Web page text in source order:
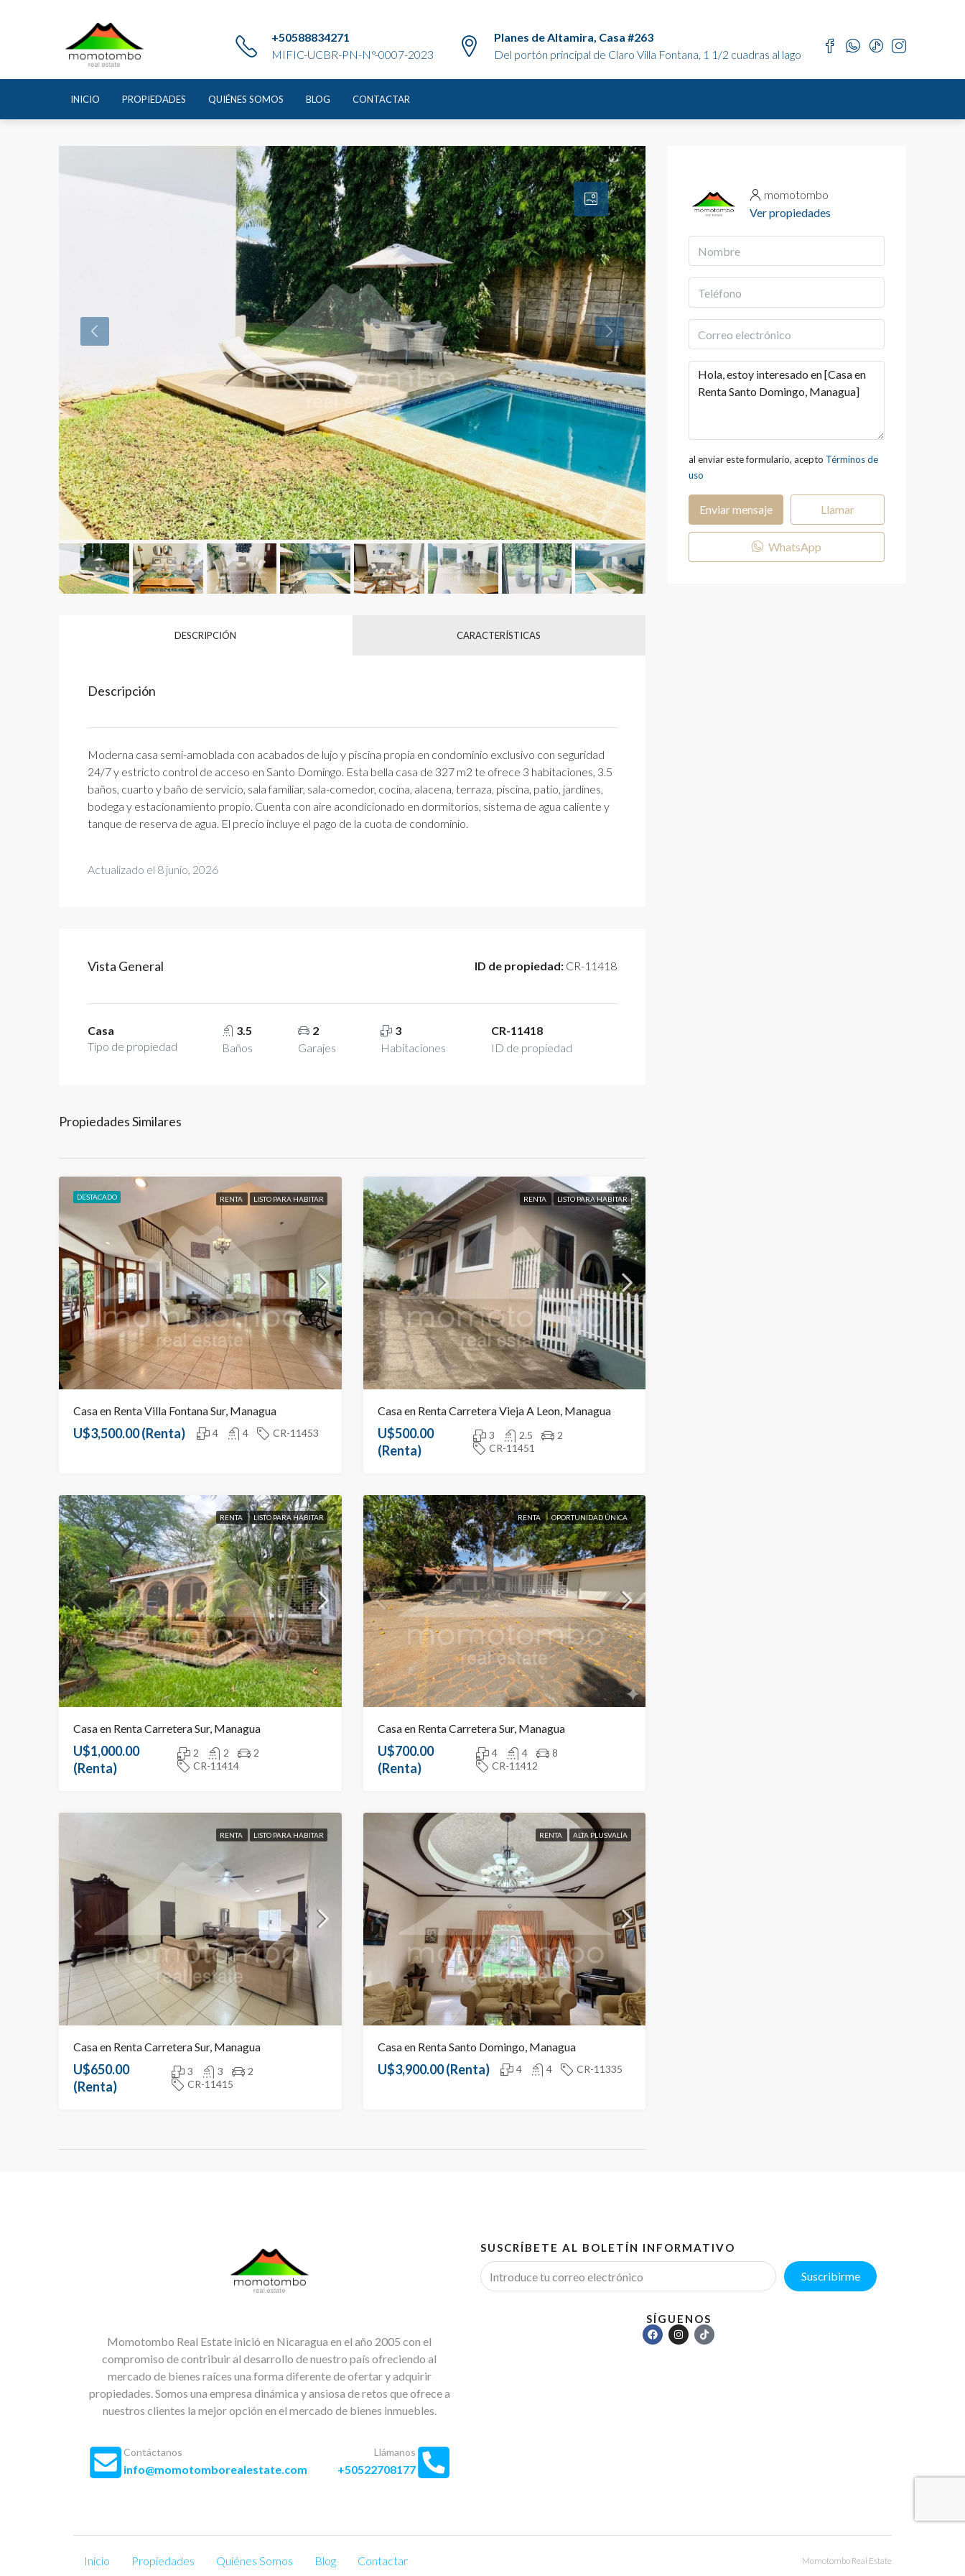
+50588834271
MIFIC-UCBR-PN-N°-0007-2023
Planes de Altamira, Casa #263
Del portón principal de Claro Villa Fontana, 1 1/2 cuadras al lago
INICIO PROPIEDADES QUIÉNES SOMOS BLOG CONTACTAR
Home Casa Casa en Renta Santo Domingo, Managua
Casa en Renta Santo Domingo, Managua U$4,600.00
DESCRIPCIÓN CARACTERÍSTICAS
Descripción
Moderna casa semi-amoblada con acabados de lujo y piscina propia en condominio exclusivo con seguridad
24/7 y estricto control de acceso en Santo Domingo. Esta bella casa de 327 m2 te ofrece 3 habitaciones, 3.5
baños, cuarto y baño de servicio, sala familiar, sala-comedor, cocina, alacena, terraza, piscina, patio, jardines,
bodega y estacionamiento propio. Cuenta con aire acondicionado en dormitorios, sistema de agua caliente y
tanque de reserva de agua. El precio incluye el pago de la cuota de condominio.
Actualizado el 8 junio, 2026
Vista General ID de propiedad: CR-11418
Casa
Tipo de propiedad
3.5
Baños
2
Garajes
3
Habitaciones
CR-11418
ID de propiedad
Propiedades Similares
DESTACADO RENTA LISTO PARA HABITAR
Casa en Renta Villa Fontana Sur, Managua
U$3,500.00(Renta) 4 4 CR-11453
RENTA LISTO PARA HABITAR
Casa en Renta Carretera Vieja A Leon, Managua
U$500.00
(Renta)
3 2.5
2
CR-11451
RENTA LISTO PARA HABITAR
Casa en Renta Carretera Sur, Managua
U$1,000.00
(Renta)
2 2
2
CR-11414
RENTA OPORTUNIDAD ÚNICA
Casa en Renta Carretera Sur, Managua
U$700.00
(Renta)
4 4
8
CR-11412
RENTA LISTO PARA HABITAR
Casa en Renta Carretera Sur, Managua
U$650.00
(Renta)
3 3
2
CR-11415
RENTA ALTA PLUSVALÍA
Casa en Renta Santo Domingo, Managua
U$3,900.00(Renta) 4 4 CR-11335
momotombo
Ver propiedades
al enviar este formulario, acepto Términos de
uso
Enviar mensaje Llamar
WhatsApp
Momotombo Real Estate inició en Nicaragua en el año 2005 con el
compromiso de contribuir al desarrollo de nuestro país ofreciendo al
mercado de bienes raíces una forma diferente de ofertar y adquirir
propiedades. Somos una empresa dinámica y ansiosa de retos que ofrece a
nuestros clientes la mejor opción en el mercado de bienes inmuebles.
Contáctanos
info@momotomborealestate.com
Llámanos
+50522708177
SUSCRÍBETE AL BOLETÍN INFORMATIVO
Suscribirme
SÍGUENOS
Inicio Propiedades Quiénes Somos Blog Contactar Momotombo Real Estate